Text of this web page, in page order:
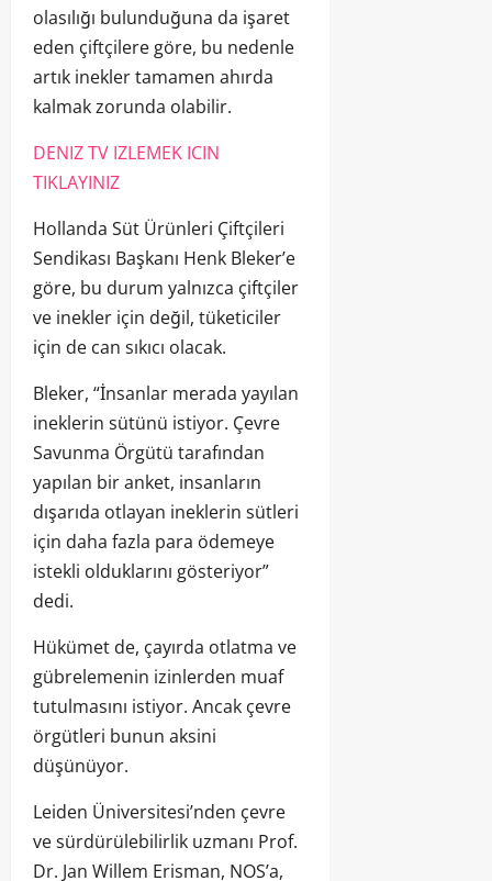
olasılığı bulunduğuna da işaret
eden çiftçilere göre, bu nedenle
artık inekler tamamen ahırda
kalmak zorunda olabilir.
DENIZ TV IZLEMEK ICIN
TIKLAYINIZ
Hollanda Süt Ürünleri Çiftçileri
Sendikası Başkanı Henk Bleker’e
göre, bu durum yalnızca çiftçiler
ve inekler için değil, tüketiciler
için de can sıkıcı olacak.
Bleker, “İnsanlar merada yayılan
ineklerin sütünü istiyor. Çevre
Savunma Örgütü tarafından
yapılan bir anket, insanların
dışarıda otlayan ineklerin sütleri
için daha fazla para ödemeye
istekli olduklarını gösteriyor”
dedi.
Hükümet de, çayırda otlatma ve
gübrelemenin izinlerden muaf
tutulmasını istiyor. Ancak çevre
örgütleri bunun aksini
düşünüyor.
Leiden Üniversitesi’nden çevre
ve sürdürülebilirlik uzmanı Prof.
Dr. Jan Willem Erisman, NOS’a,